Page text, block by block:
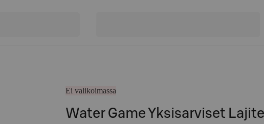
Ei valikoimassa
Water Game Yksisarviset